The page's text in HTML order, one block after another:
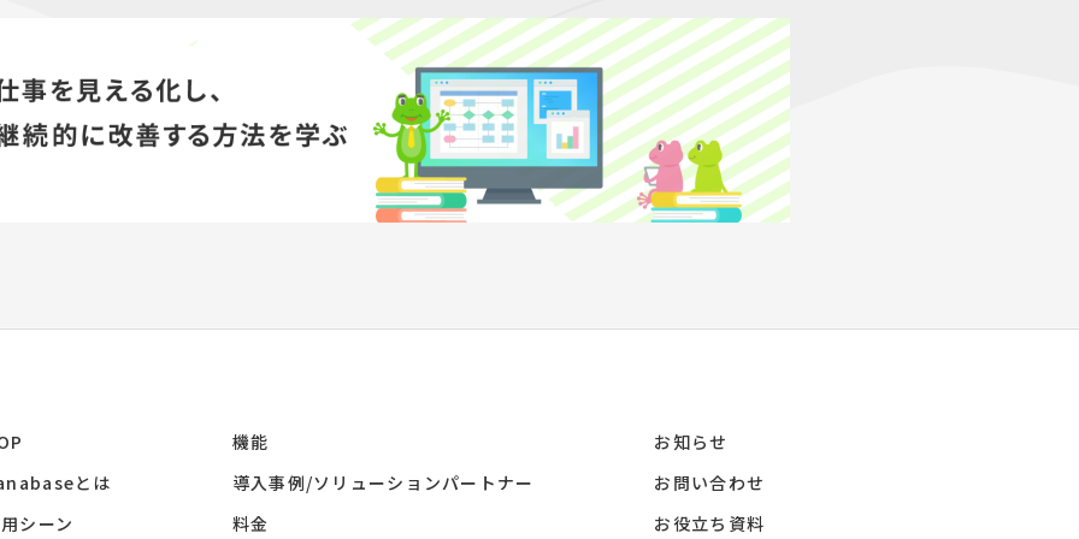
とは
シーン
機能
導入事例/ソリューションパートナー
料金
お知らせ
お問い合わせ
お役立ち資料